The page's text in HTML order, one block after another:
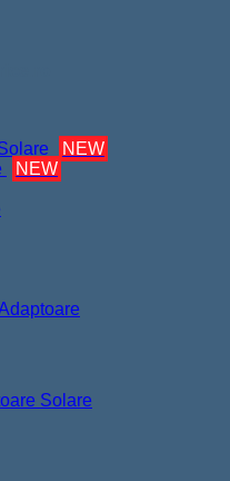
NEW
NEW
Solare